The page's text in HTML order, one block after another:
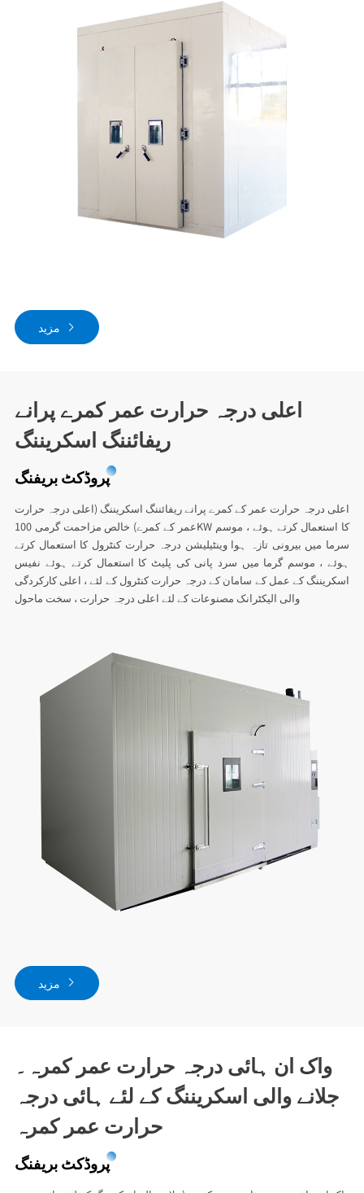
مزید
اعلی درجہ حرارت عمر کمرے پرانے
ریفائننگ اسکریننگ
پروڈکٹ بریفنگ
اعلی درجہ حرارت عمر کے کمرے پرانے ریفائننگ اسکریننگ (اعلی درجہ حرارت
عمر کے کمرے) خالص مزاحمت گرمی 100KW کا استعمال کرتے ہوئے ، موسم
سرما میں بیرونی تازہ ہوا وینٹیلیشن درجہ حرارت کنٹرول کا استعمال کرتے
ہوئے ، موسم گرما میں سرد پانی کی پلیٹ کا استعمال کرتے ہوئے نفیس
اسکریننگ کے عمل کے سامان کے درجہ حرارت کنٹرول کے لئے ، اعلی کارکردگی
والی الیکٹرانک مصنوعات کے لئے اعلی درجہ حرارت ، سخت ماحول
مزید
واک ان ہائی درجہ حرارت عمر کمرہ۔
جلانے والی اسکریننگ کے لئے ہائی درجہ
حرارت عمر کمرہ
پروڈکٹ بریفنگ